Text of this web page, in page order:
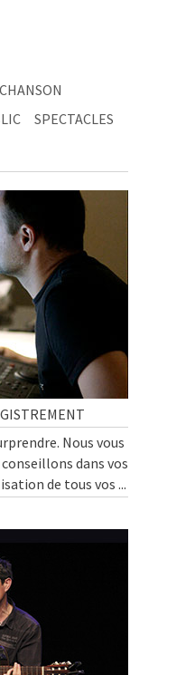
CHANSON
SPECTACLES
Nous vous
dans vos
de tous vos ...